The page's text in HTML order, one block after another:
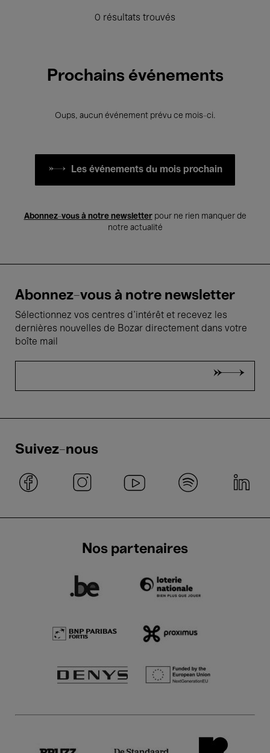
0 résultats trouvés
Prochains événements
Oups, aucun événement prévu ce mois-ci.
Les événements du mois prochain
Abonnez-vous à notre newsletterpour ne rien manquer de
notre actualité
Abonnez-vous à notre newsletter
Sélectionnez vos centres d'intérêt et recevez les
dernières nouvelles de Bozar directement dans votre
boîte mail
Suivez-nous
Nos partenaires